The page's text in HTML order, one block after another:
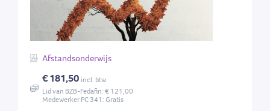
Afstandsonderwijs
€ 181,50 incl. btw
Lid van BZB-Fedafin: € 121,00
Medewerker PC 341: Gratis